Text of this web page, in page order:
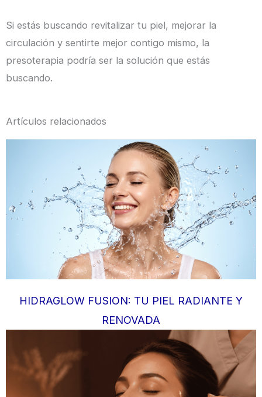
Si estás buscando revitalizar tu piel, mejorar la
circulación y sentirte mejor contigo mismo, la
presoterapia podría ser la solución que estás
buscando.
Artículos relacionados
HIDRAGLOW FUSION: TU PIEL RADIANTE Y
RENOVADA